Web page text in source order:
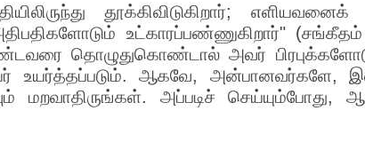
தூக்கிவிடுகிறார்; எளியவனைக்
உட்காரப்பண்ணுகிறார்"
தொழுதுகொண்டால் அவர்
உயர்த்தப்படும். ஆகவே, அன்பானவர்களே,
மறவாதிருங்கள். அப்படிச்